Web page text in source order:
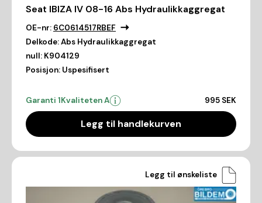
Seat IBIZA IV 08-16 Abs Hydraulikkaggregat
OE-nr: 6C0614517RBEF
Delkode:Abs Hydraulikkaggregat
null: K904129
Posisjon: Uspesifisert
Garanti 1Kvaliteten A 995 SEK
Legg til handlekurven
Legg til ønskeliste